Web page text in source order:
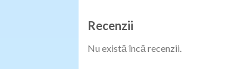
Recenzii
Nu există încă recenzii.